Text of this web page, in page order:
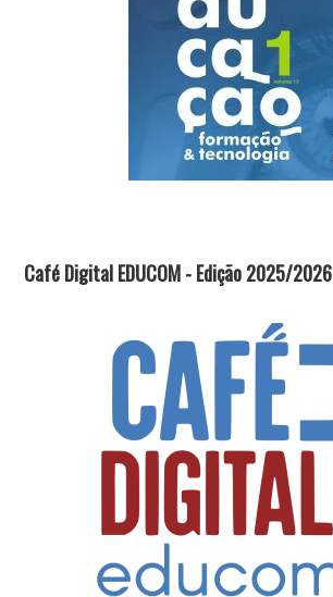
Café Digital EDUCOM - Edição 2025/2026